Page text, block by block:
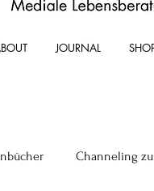
JOURNAL
Channeling